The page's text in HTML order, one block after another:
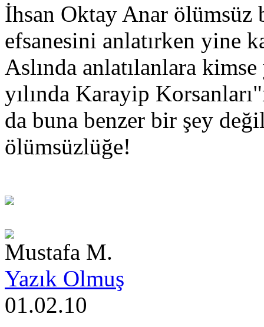
İhsan Oktay Anar
efsanesini anlatırken yine
Aslında anlatılanlara
yılında Karayip
da buna benzer bir şey
ölümsüzlüğe!
Mustafa M.
Yazık Olmuş
01.02.10